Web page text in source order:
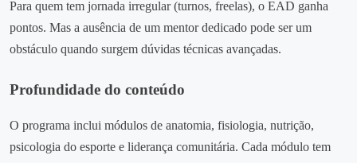
Para quem tem jornada irregular (turnos, freelas), o EAD ganha
pontos. Mas a ausência de um mentor dedicado pode ser um
obstáculo quando surgem dúvidas técnicas avançadas.
Profundidade do conteúdo
O programa inclui módulos de anatomia, fisiologia, nutrição,
psicologia do esporte e liderança comunitária. Cada módulo tem